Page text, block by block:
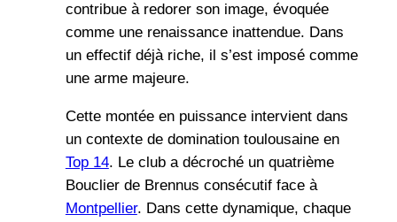
contribue à redorer son image, évoquée
comme une renaissance inattendue. Dans
un effectif déjà riche, il s’est imposé comme
une arme majeure.
Cette montée en puissance intervient dans
un contexte de domination toulousaine en
Top 14. Le club a décroché un quatrième
Bouclier de Brennus consécutif face à
Montpellier. Dans cette dynamique, chaque